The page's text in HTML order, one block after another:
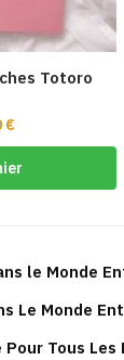
Totoro
€Le
prix
actuel
est :
le Monde
Le Monde
Tous Les